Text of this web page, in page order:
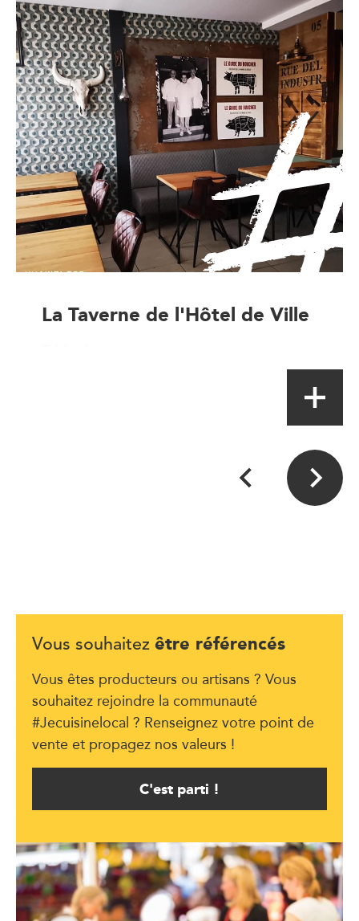
La Taverne de l'Hôtel de Ville
Vous souhaitez être référencés
Vous êtes producteurs ou artisans ? Vous
souhaitez rejoindre la communauté
#Jecuisinelocal ? Renseignez votre point de
vente et propagez nos valeurs !
C'est parti !